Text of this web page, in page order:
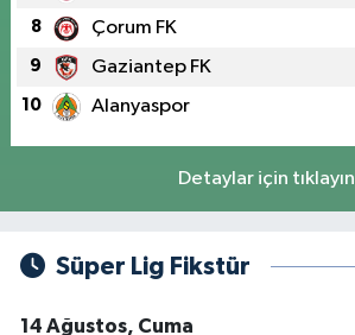
8 Çorum FK
9 Gaziantep FK
10 Alanyaspor
Detaylar için tıklayın
Süper Lig Fikstür
14 Ağustos, Cuma